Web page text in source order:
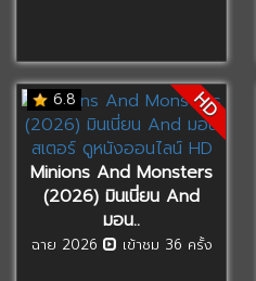
6.8 HD
Minions And Monsters
(2026) มินเนี่ยน And
มอน..
ฉาย 2026 เข้าชม 36 ครั้ง